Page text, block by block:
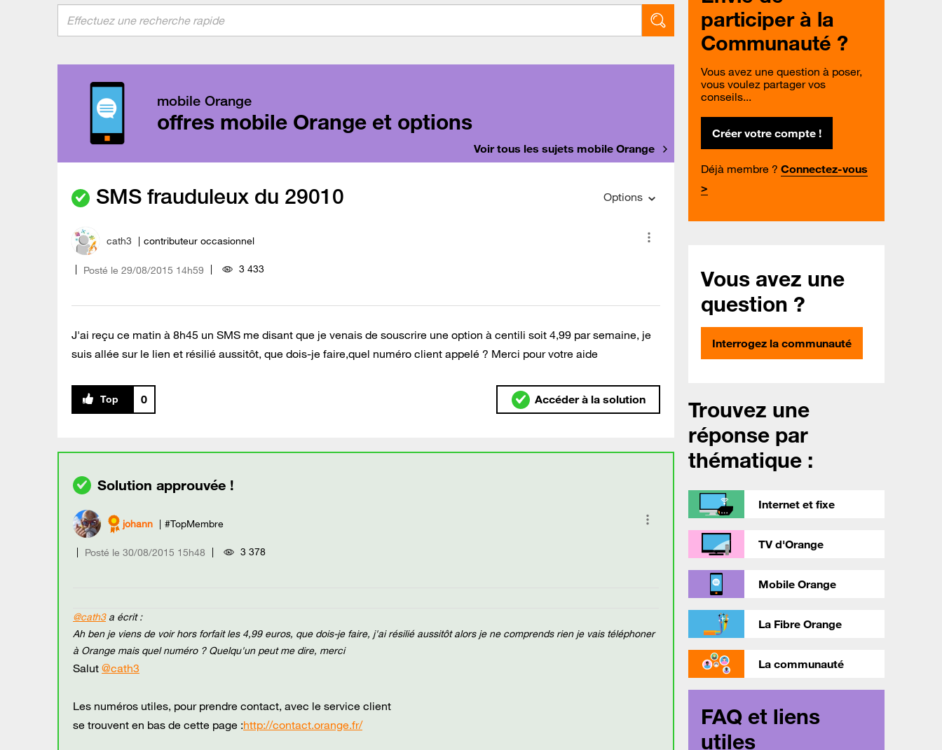
mobile Orange
offres mobile Orange et options
Voir tous les sujets mobile Orange
SMS frauduleux du 29010 Options
cath3 contributeur occasionnel
Posté le ‎29/08/2015 14h59 3 433
J'ai reçu ce matin à 8h45 un SMS me disant que je venais de souscrire une option à centili soit 4,99 par semaine, je
suis allée sur le lien et résilié aussitôt, que dois-je faire,quel numéro client appelé ? Merci pour votre aide
0 Accéder à la solution
johann #TopMembre
Posté le ‎30/08/2015 15h48 3 378
@cath3a écrit :
Ah ben je viens de voir hors forfait les 4,99 euros, que dois-je faire, j'ai résilié aussitôt alors je ne comprends rien je vais téléphoner
à Orange mais quel numéro ? Quelqu'un peut me dire, merci
Salut @cath3
Les numéros utiles, pour prendre contact, avec le service client
se trouvent en bas de cette page :http://contact.orange.fr/
participer à la
Communauté ?
Vous avez une question à poser,
vous voulez partager vos
conseils...
Créer votre compte !
Déjà membre ? Connectez-vous
>
Vous avez une
question ?
Interrogez la communauté
Trouvez une
réponse par
thématique :
Internet et fixe
TV d'Orange
Mobile Orange
La Fibre Orange
La communauté
FAQ et liens
utiles